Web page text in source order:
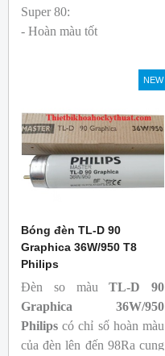
Super 80:
- Hoàn màu tốt
cả ban đầu và trong suốt
tuổi thọ của bóng đèn, với
thông cao
- Tạo ra từ màu trắng ấm
đến ánh sáng ban ngày mát
mẻ
NEW
Bóng đèn TL-D 90
Graphica 36W/950 T8
Philips
Đèn so màu TL-D 90
Graphica 36W/950
Philips có chỉ số hoàn màu
của đèn lên đến 98Ra cung